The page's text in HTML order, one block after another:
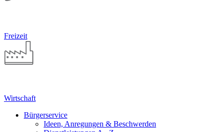
Freizeit
Wirtschaft
Bürgerservice
Ideen, Anregungen & Beschwerden